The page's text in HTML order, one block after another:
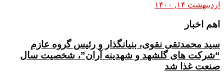
اردیبهشت ۱۴, ۱۴۰۰
اهم اخبار
سید محمدتقی نقوی، بنیانگذار و رئیس گروه عازم
“شرکت های گلشهد و شهدینه آران”، شخصیت سال
صنعت غذا شد